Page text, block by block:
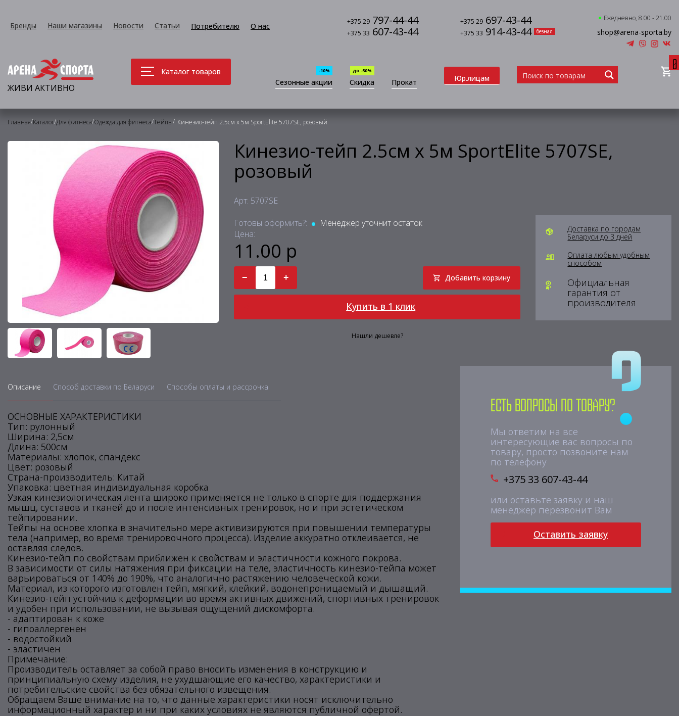
Бренды Наши магазины Новости Статьи Потребителю О нас +375 29 797-44-44 +375 29 697-43-44
+375 33 607-43-44 +375 33 914-43-44 безнал
Ежедневно, 8.00 - 21.00
shop@arena-sporta.by
ЖИВИ АКТИВНО
Каталог товаров
Сезонные акции
-10%
Скидка
до -50%
Прокат Юр.лицам
0
Главная/Каталог/Для фитнеса/Одежда для фитнеса/Тейпы/ Кинезио-тейп 2.5см х 5м SportElite 5707SE, розовый
Кинезио-тейп 2.5см х 5м SportElite 5707SE,
розовый
Арт: 5707SE
Готовы оформить?:
Менеджер уточнит остаток
Цена:
11.00 р
− + Добавить корзину
Купить в 1 клик
Нашли дешевле?
Доставка по городам
Беларуси до 3 дней
Оплата любым удобным
способом
Официальная
гарантия от
производителя
Описание Способ доставки по Беларуси Способы оплаты и рассрочка
ОСНОВНЫЕ ХАРАКТЕРИСТИКИ
Тип: рулонный
Ширина: 2,5см
Длина: 500см
Материалы: хлопок, спандекс
Цвет: розовый
Страна-производитель: Китай
Упаковка: цветная индивидуальная коробка
Узкая кинезиологическая лента широко применяется не только в спорте для поддержания
мышц, суставов и тканей до и после интенсивных тренировок, но и при эстетическом
тейпировании.
Тейпы на основе хлопка в значительно мере активизируются при повышении температуры
тела (например, во время тренировочного процесса). Изделие аккуратно отклеивается, не
оставляя следов.
Кинезио-тейп по свойствам приближен к свойствам и эластичности кожного покрова.
В зависимости от силы натяжения при фиксации на теле, эластичность кинезио-тейпа может
варьироваться от 140% до 190%, что аналогично растяжению человеческой кожи.
Материал, из которого изготовлен тейп, мягкий, клейкий, водонепроницаемый и дышащий.
Кинезио-тейп устойчив к деформации во время активных движений, спортивных тренировок
и удобен при использовании, не вызывая ощущений дискомфорта.
- адаптирован к коже
- гипоаллергенен
- водостойкий
- эластичен
Примечание:
Производитель оставляет за собой право вносить изменения в конструкцию и
принципиальную схему изделия, не ухудшающие его качество, характеристики и
потребительские свойства без обязательного извещения.
Обращаем Ваше внимание на то, что данные характеристики носят исключительно
информационный характер и ни при каких условиях не являются публичной офертой.
Есть вопросы по товару?
Мы ответим на все
интересующие вас вопросы по
товару, просто позвоните нам
по телефону
+375 33 607-43-44
или оставьте заявку и наш
менеджер перезвонит Вам
Оставить заявку